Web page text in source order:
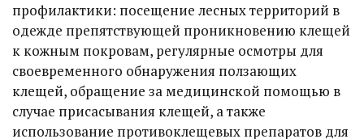
профилактики: посещение лесных территорий в
одежде препятствующей проникновению клещей
к кожным покровам, регулярные осмотры для
своевременного обнаружения ползающих
клещей, обращение за медицинской помощью в
случае присасывания клещей, а также
использование противоклещевых препаратов для